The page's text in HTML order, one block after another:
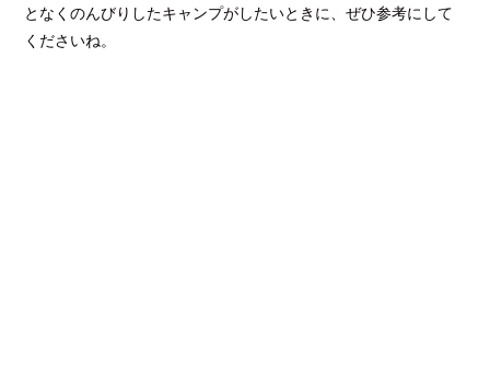
となくのんびりしたキャンプがしたいときに、ぜひ参考にして
くださいね。